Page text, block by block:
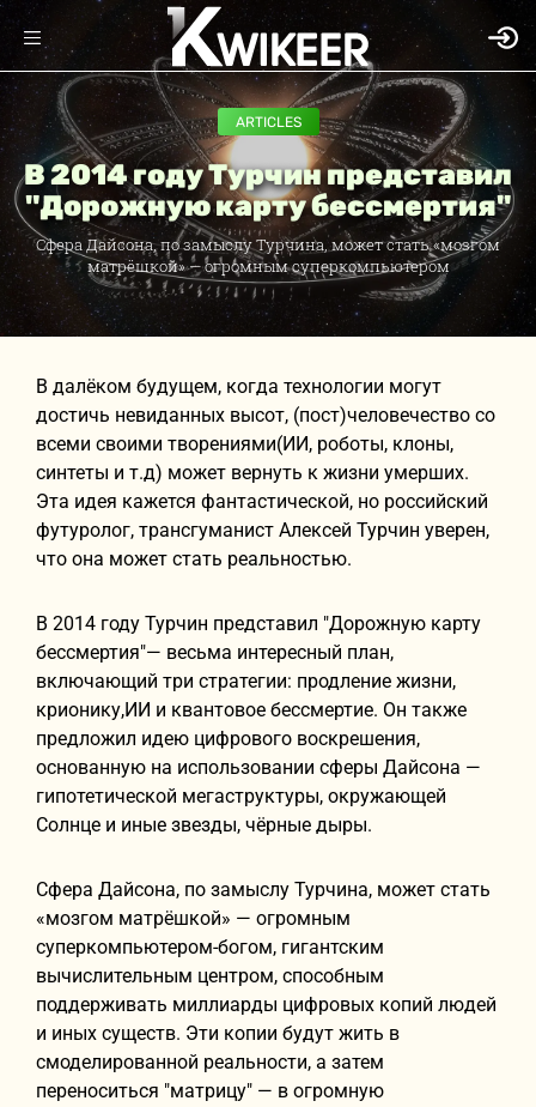
ARTICLES
В 2014 году Турчин представил
"Дорожную карту бессмертия"
Сфера Дайсона, по замыслу Турчина, может стать «мозгом
матрёшкой» — огромным суперкомпьютером
В далёком будущем, когда технологии могут
достичь невиданных высот, (пост)человечество со
всеми своими творениями(ИИ, роботы, клоны,
синтеты и т.д) может вернуть к жизни умерших.
Эта идея кажется фантастической, но российский
футуролог, трансгуманист Алексей Турчин уверен,
что она может стать реальностью.
В 2014 году Турчин представил "Дорожную карту
бессмертия"— весьма интересный план,
включающий три стратегии: продление жизни,
крионику,ИИ и квантовое бессмертие. Он также
предложил идею цифрового воскрешения,
основанную на использовании сферы Дайсона —
гипотетической мегаструктуры, окружающей
Солнце и иные звезды, чёрные дыры.
Сфера Дайсона, по замыслу Турчина, может стать
«мозгом матрёшкой» — огромным
суперкомпьютером-богом, гигантским
вычислительным центром, способным
поддерживать миллиарды цифровых копий людей
и иных существ. Эти копии будут жить в
смоделированной реальности, а затем
переноситься "матрицу" — в огромную